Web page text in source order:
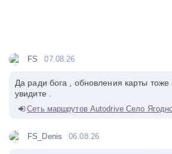
FS 07.08.26
Да ради бога , обновления карты тоже
увидите .
Сеть маршрутов Autodrive Село
FS_Denis 06.08.26